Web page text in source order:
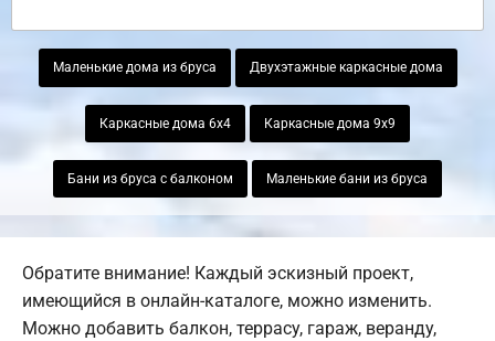
Маленькие дома из бруса Двухэтажные каркасные дома
Каркасные дома 6х4 Каркасные дома 9х9
Бани из бруса с балконом Маленькие бани из бруса
Обратите внимание! Каждый эскизный проект,
имеющийся в онлайн-каталоге, можно изменить.
Можно добавить балкон, террасу, гараж, веранду,